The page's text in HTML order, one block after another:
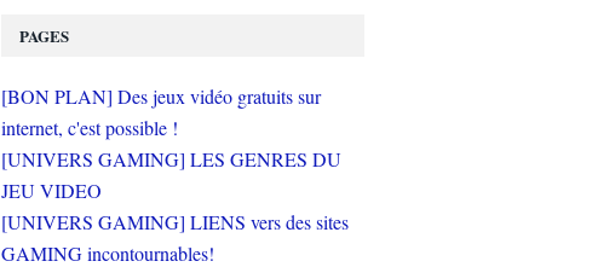
PAGES
[BON PLAN] Des jeux vidéo gratuits sur
internet, c'est possible !
[UNIVERS GAMING] LES GENRES DU
JEU VIDEO
[UNIVERS GAMING] LIENS vers des sites
GAMING incontournables!